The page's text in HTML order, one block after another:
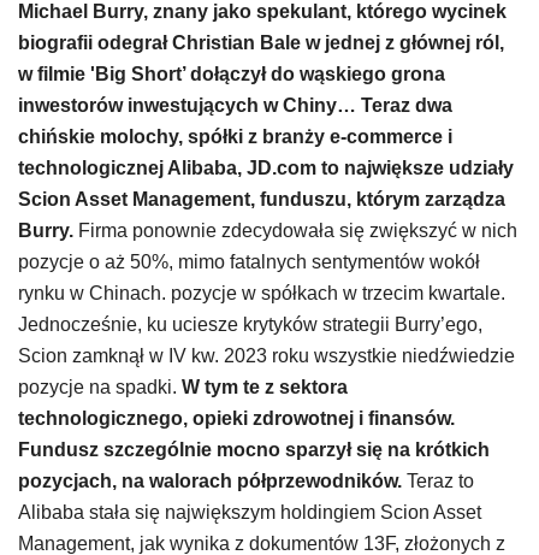
Michael Burry, znany jako spekulant, którego wycinek
biografii odegrał Christian Bale w jednej z głównej ról,
w filmie 'Big Short’ dołączył do wąskiego grona
inwestorów inwestujących w Chiny… Teraz dwa
chińskie molochy, spółki z branży e-commerce i
technologicznej Alibaba, JD.com to największe udziały
Scion Asset Management, funduszu, którym zarządza
Burry. Firma ponownie zdecydowała się zwiększyć w nich
pozycje o aż 50%, mimo fatalnych sentymentów wokół
rynku w Chinach. pozycje w spółkach w trzecim kwartale.
Jednocześnie, ku uciesze krytyków strategii Burry’ego,
Scion zamknął w IV kw. 2023 roku wszystkie niedźwiedzie
pozycje na spadki. W tym te z sektora
technologicznego, opieki zdrowotnej i finansów.
Fundusz szczególnie mocno sparzył się na krótkich
pozycjach, na walorach półprzewodników. Teraz to
Alibaba stała się największym holdingiem Scion Asset
Management, jak wynika z dokumentów 13F, złożonych z